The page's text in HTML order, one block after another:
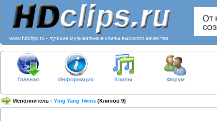
www.hdclips.ru - лучшие музыкальные клипы высокого качества
Главная Информация Клипы Форум
Исполнитель - Ying Yang Twins (Клипов 9)